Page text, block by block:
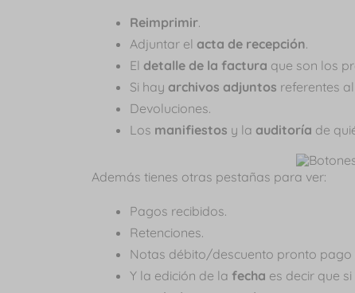
Reimprimir.
Adjuntar el acta de recepción.
El detalle de la factura que son los
Si hay archivos adjuntos referentes
Devoluciones.
Los manifiestos y la auditoría de
Además tienes otras pestañas para ver:
Pagos recibidos.
Retenciones.
Notas débito/descuento pronto pago
Y la edición de la fecha es decir que